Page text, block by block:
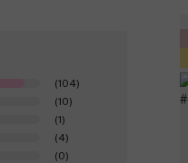
(104)
(10)
(1)
(4)
(0)